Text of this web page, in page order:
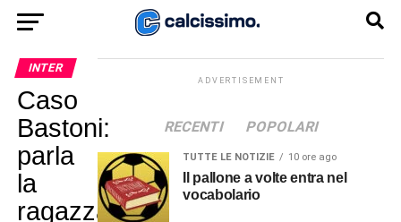
INTER
Caso
Bastoni:
parla
la
ragazza
ADVERTISEMENT
RECENTI POPOLARI
TUTTE LE NOTIZIE 10 ore ago
Il pallone a volte entra nel
vocabolario